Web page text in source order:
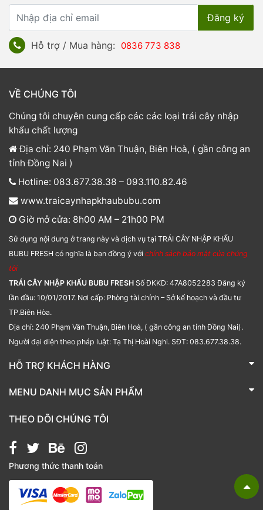
Hỗ trợ / Mua hàng: 0836 773 838
VỀ CHÚNG TÔI
Chúng tôi chuyên cung cấp các các loại trái cây nhập
khẩu chất lượng
Địa chỉ: 240 Phạm Văn Thuận, Biên Hoà, ( gần công an
tỉnh Đồng Nai )
Hotline: 083.677.38.38 – 093.110.82.46
www.traicaynhapkhaububu.com
Giờ mở cửa: 8h00 AM – 21h00 PM
Sử dụng nội dung ở trang này và dịch vụ tại TRÁI CÂY NHẬP KHẨU
BUBU FRESH có nghĩa là bạn đồng ý với chính sách bảo mật của chúng
tôi
TRÁI CÂY NHẬP KHẨU BUBU FRESH Số ĐKKD: 47A8052283 Đăng ký
lần đầu: 10/01/2017. Nơi cấp: Phòng tài chính – Sở kế hoạch và đầu tư
TP.Biên Hòa.
Địa chỉ: 240 Phạm Văn Thuận, Biên Hoà, ( gần công an tỉnh Đồng Nai).
Người đại diện theo pháp luật: Tạ Thị Hoài Nghi. SĐT: 083.677.38.38.
HỖ TRỢ KHÁCH HÀNG
TRÁI CÂY NHẬP KHẨU BUBU FRESH
MENU DANH MỤC SẢN PHẨM
Bánh kẹo
Giỏ quà tặng
Hạt chia
Hạt dẻ cười
Hạt hạnh nhân
THEO DÕI CHÚNG TÔI
Phương thức thanh toán